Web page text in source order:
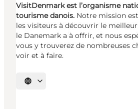
VisitDenmark est l’organisme
tourisme danois. Notre mission
les visiteurs à découvrir le
le Danemark a à offrir, et nous
vous y trouverez de nombreuses
voir et à faire.
Choisissez la langue